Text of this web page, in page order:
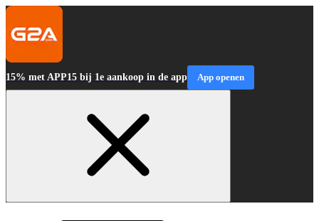
15% met APP15 bij 1e aankoop in de app App openen